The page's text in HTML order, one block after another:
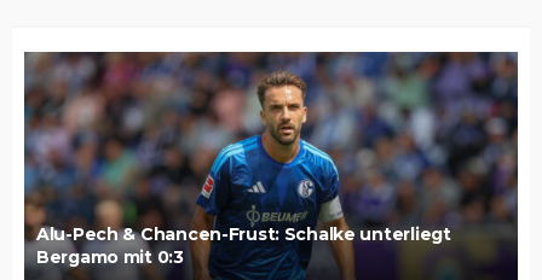
Alu-Pech & Chancen-Frust: Schalke unterliegt
Bergamo mit 0:3